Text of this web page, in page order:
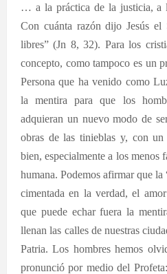
… a la práctica de la justicia, a
Con cuánta razón dijo Jesús el
libres” (Jn 8, 32). Para los
concepto, como tampoco es un
Persona que ha venido como
la mentira para que los
adquieran un nuevo modo de
obras de las tinieblas y, con
bien, especialmente a los menos
humana. Podemos afirmar que
cimentada en la verdad, el
que puede echar fuera la
llenan las calles de nuestras
Patria. Los hombres hemos
pronunció por medio del Profeta: